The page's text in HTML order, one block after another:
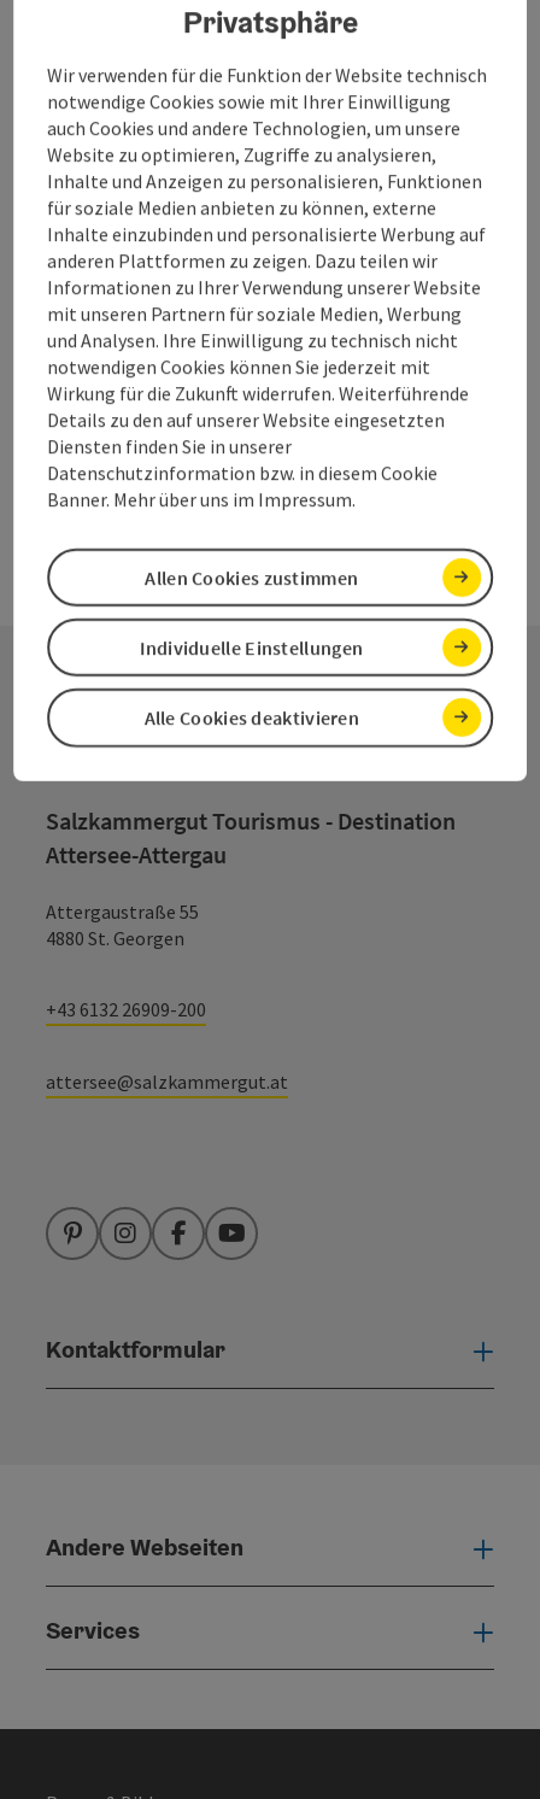
Viktor Kaplan Themenweg
StartortUnterach am Attersee
Nordic-Walking-Strecke, Laufstrecke, Wanderweg
Dauer: 2h 30m
Länge: 8,3 km
Höhenmeter aufsteigend: 229 m
Schwierigkeit:
Mittel
Kondition:
Mittel
Panorama:
Tolles Panorama
Kontakt
Salzkammergut Tourismus - Destination
Attersee-Attergau
Attergaustraße 55
4880 St. Georgen
+43 6132 26909-200
attersee@salzkammergut.at
PinterestInstagramFacebookYouTube
Kontaktformular
Andere Webseiten
Services
Privatsphäre
Wir verwenden für die Funktion der Website technisch
notwendige Cookies sowie mit Ihrer Einwilligung
auch Cookies und andere Technologien, um unsere
Website zu optimieren, Zugriffe zu analysieren,
Inhalte und Anzeigen zu personalisieren, Funktionen
für soziale Medien anbieten zu können, externe
Inhalte einzubinden und personalisierte Werbung auf
anderen Plattformen zu zeigen. Dazu teilen wir
Informationen zu Ihrer Verwendung unserer Website
mit unseren Partnern für soziale Medien, Werbung
und Analysen. Ihre Einwilligung zu technisch nicht
notwendigen Cookies können Sie jederzeit mit
Wirkung für die Zukunft widerrufen. Weiterführende
Details zu den auf unserer Website eingesetzten
Diensten finden Sie in unserer
Datenschutzinformation bzw. in diesem Cookie
Banner. Mehr über uns im Impressum.
Alle Cookies deaktivieren
Individuelle Einstellungen
Allen Cookies zustimmen